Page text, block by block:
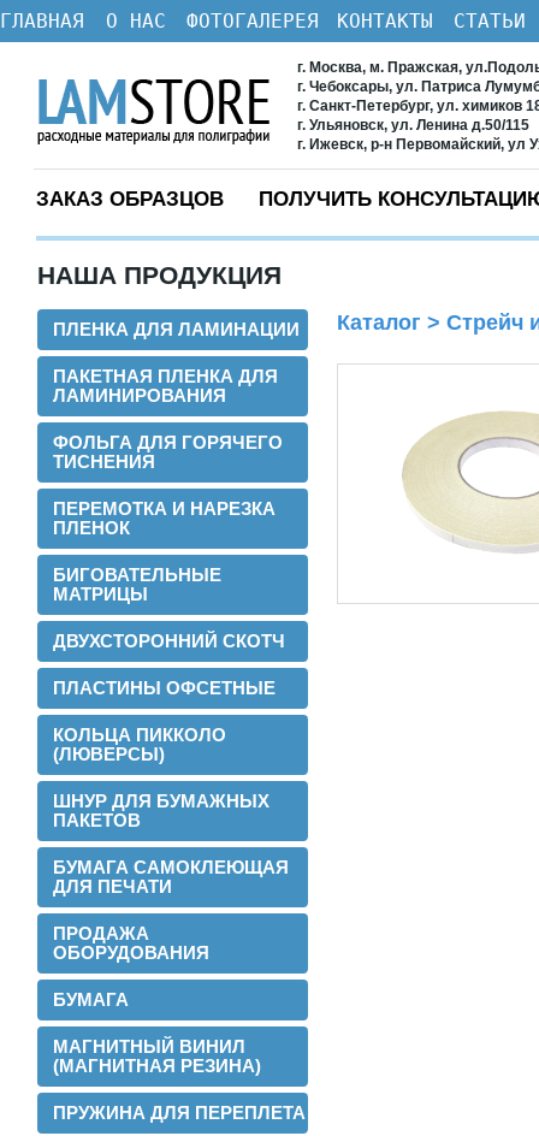
ГЛАВНАЯ О НАС ФОТОГАЛЕРЕЯ КОНТАКТЫ СТАТЬИ
г. Москва, м. Пражская,
г. Чебоксары, ул. Патриса
г. Санкт-Петербург, ул. химиков
г. Ульяновск, ул. Ленина д.50/115
г. Ижевск, р-н Первомайский, ул
ЗАКАЗ ОБРАЗЦОВ ПОЛУЧИТЬ
НАША ПРОДУКЦИЯ
ПЛЕНКА ДЛЯ ЛАМИНАЦИИ
ПАКЕТНАЯ ПЛЕНКА ДЛЯ
ЛАМИНИРОВАНИЯ
ФОЛЬГА ДЛЯ ГОРЯЧЕГО
ТИСНЕНИЯ
ПЕРЕМОТКА И НАРЕЗКА
ПЛЕНОК
БИГОВАТЕЛЬНЫЕ
МАТРИЦЫ
ДВУХСТОРОННИЙ СКОТЧ
ПЛАСТИНЫ ОФСЕТНЫЕ
КОЛЬЦА ПИККОЛО
(ЛЮВЕРСЫ)
ШНУР ДЛЯ БУМАЖНЫХ
ПАКЕТОВ
БУМАГА САМОКЛЕЮЩАЯ
ДЛЯ ПЕЧАТИ
ПРОДАЖА
ОБОРУДОВАНИЯ
БУМАГА
МАГНИТНЫЙ ВИНИЛ
(МАГНИТНАЯ РЕЗИНА)
ПРУЖИНА ДЛЯ ПЕРЕПЛЕТА
2016-02-24
Установли перемотчик с 3х дюймов на
1 дюйм
Теперь мы можем предложить наши
Каталог > Стрейч